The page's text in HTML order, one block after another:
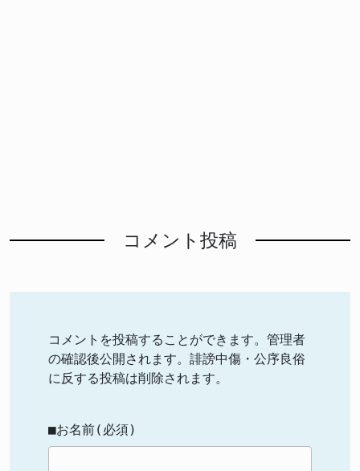
コメント投稿
コメントを投稿することができます。管理者
の確認後公開されます。誹謗中傷・公序良俗
に反する投稿は削除されます。
■お名前(必須)